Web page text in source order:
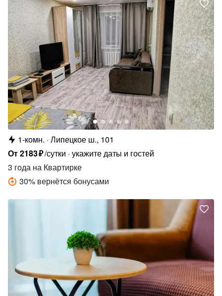
1-комн. Липецкое ш., 101
От2183₽/сутки укажите даты и гостей
3 года на Квартирке
30% вернётся бонусами